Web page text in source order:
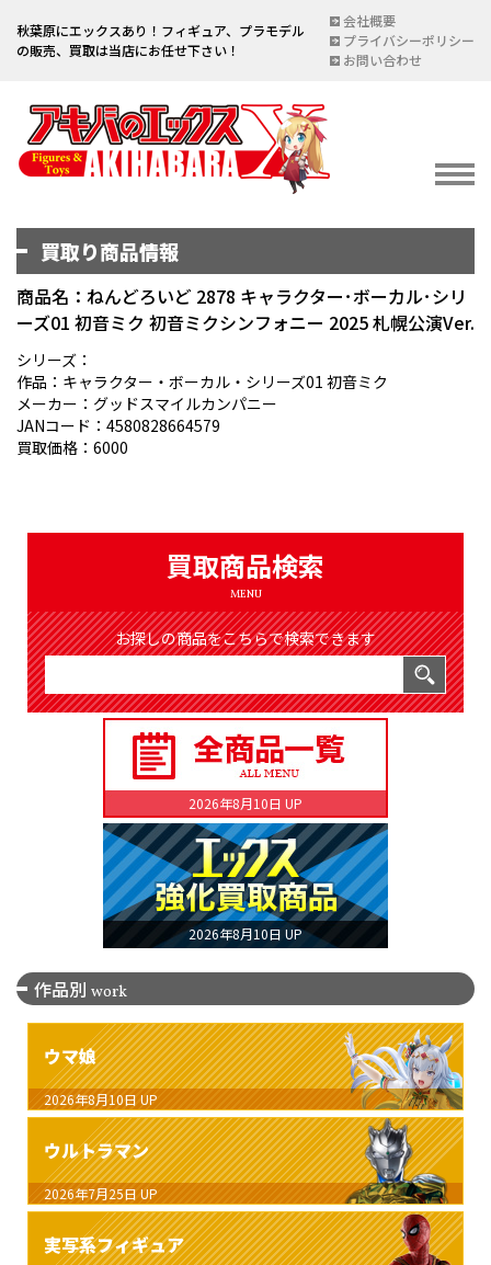
秋葉原にエックスあり！フィギュア、プラモデル
の販売、買取は当店にお任せ下さい！
会社概要
プライバシーポリシー
お問い合わせ
イベント情報
宅配買取のご案内
DELIVERY PURCHASE
買取お申し込み
ASSESSMENT
買取り商品情報
商品名：ねんどろいど 2878 キャラクター･ボーカル･シリ
ーズ01 初音ミク 初音ミクシンフォニー 2025 札幌公演Ver.
シリーズ：
作品：キャラクター・ボーカル・シリーズ01 初音ミク
メーカー：グッドスマイルカンパニー
JANコード：4580828664579
買取価格：6000
買取商品検索
MENU
お探しの商品をこちらで検索できます
2026年8月10日 UP
2026年8月10日 UP
作品別 work
ウマ娘
2026年8月10日 UP
ウルトラマン
2026年7月25日 UP
実写系フィギュア